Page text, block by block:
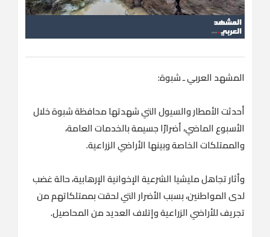
المشهد العربي ـ شبوة:
أحدثت الأمطار والسيول التي شهدتها محافظة شبوة خلال
الأسبوع الماضي، أضرارًا جسيمة بالخدمات العامة،
والممتلكات الخاصة وبينها الأراضي الزراعية.
وأثار تجاهل مليشيا الشرعية الإخوانية الإرهابية، حالة غضب
لدى المواطنين، بسبب الأضرار التي لحقت بممتلكاتهم من
تجريف للأراضي الزراعية وإتلاف العديد من المحاصيل.